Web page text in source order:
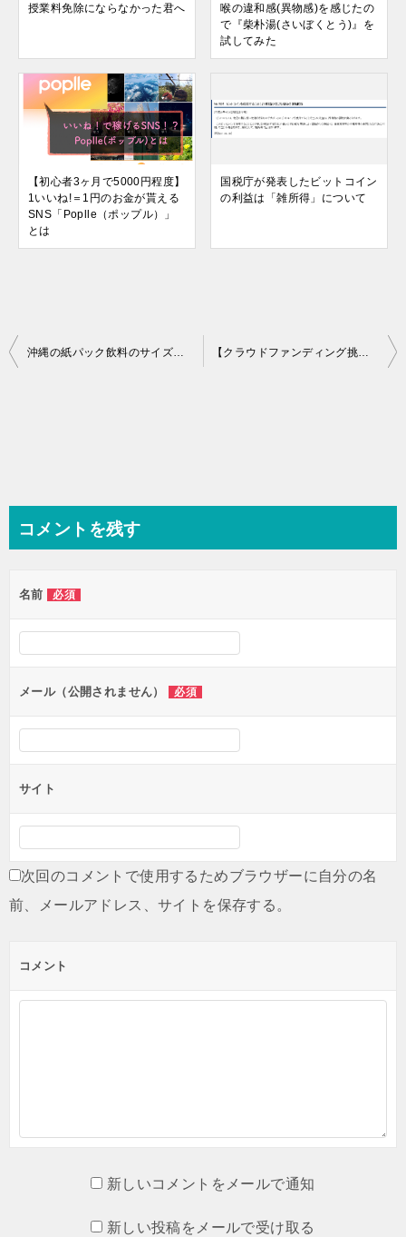
授業料免除にならなかった君へ
喉の違和感(異物感)を感じたの
で『柴朴湯(さいぼくとう)』を
試してみた
【初心者3ヶ月で5000円程度】
1いいね!＝1円のお金が貰える
SNS「Poplle（ポップル）」
とは
国税庁が発表したビットコイン
の利益は「雑所得」について
投
シ
ョ
沖縄の紙パック飲料のサイズがなぜ946mlなのか！？【戦後沖縄】 【クラウドファンディング挑戦中】大学院をやめてトロピカルフルーツを作ります！！！！！
コメントを残す
名前 必須
メール（公開されません） 必須
サイト
次回のコメントで使用するためブラウザーに自分の名
前、メールアドレス、サイトを保存する。
コメント
新しいコメントをメールで通知
新しい投稿をメールで受け取る